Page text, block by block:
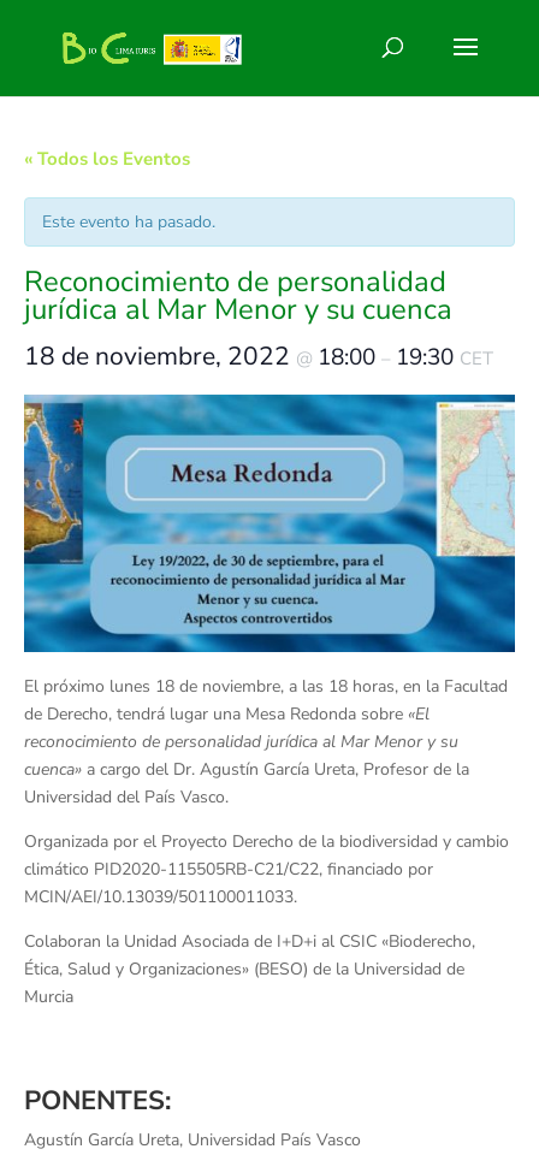
« Todos los Eventos
Este evento ha pasado.
Reconocimiento de personalidad
jurídica al Mar Menor y su cuenca
18 de noviembre, 2022 @ 18:00 – 19:30 CET
El próximo lunes 18 de noviembre, a las 18 horas, en la Facultad
de Derecho, tendrá lugar una Mesa Redonda sobre «El
reconocimiento de personalidad jurídica al Mar Menor y su
cuenca» a cargo del Dr. Agustín García Ureta, Profesor de la
Universidad del País Vasco.
Organizada por el Proyecto Derecho de la biodiversidad y cambio
climático PID2020-115505RB-C21/C22, financiado por
MCIN/AEI/10.13039/501100011033.
Colaboran la Unidad Asociada de I+D+i al CSIC «Bioderecho,
Ética, Salud y Organizaciones» (BESO) de la Universidad de
Murcia
PONENTES:
Agustín García Ureta, Universidad País Vasco